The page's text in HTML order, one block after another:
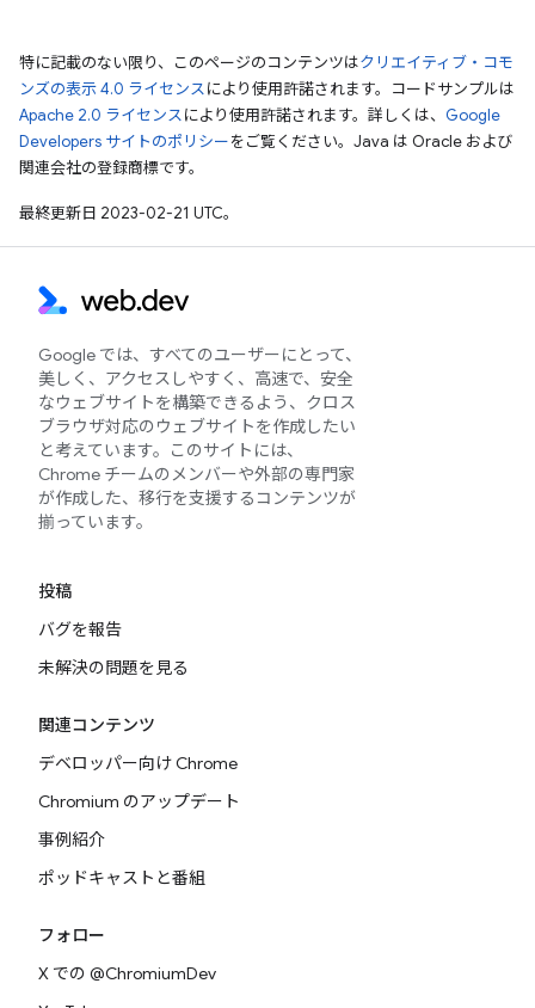
特に記載のない限り、このページのコンテンツはクリエイティブ・コモ
ンズの表示 4.0 ライセンスにより使用許諾されます。コードサンプルは
Apache 2.0 ライセンスにより使用許諾されます。詳しくは、 Google
Developers サイトのポリシーをご覧ください。Java は Oracle および
関連会社の登録商標です。
最終更新日 2023-02-21 UTC。
Google では、すべてのユーザーにとって、
美しく、アクセスしやすく、高速で、安全
なウェブサイトを構築できるよう、クロス
ブラウザ対応のウェブサイトを作成したい
と考えています。このサイトには、
Chrome チームのメンバーや外部の専門家
が作成した、移行を支援するコンテンツが
揃っています。
投稿
バグを報告
未解決の問題を見る
関連コンテンツ
デベロッパー向け Chrome
Chromium のアップデート
事例紹介
ポッドキャストと番組
フォロー
X での @ChromiumDev